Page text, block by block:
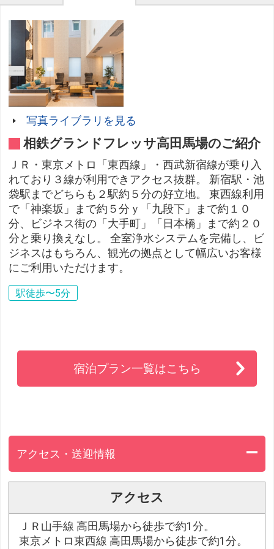
写真ライブラリを見る
相鉄グランドフレッサ高田馬場のご紹介
ＪＲ・東京メトロ「東西線」・西武新宿線が乗り入
れており３線が利用できアクセス抜群。 新宿駅・池
袋駅までどちらも２駅約５分の好立地。 東西線利用
で「神楽坂」まで約５分ｙ「九段下」まで約１０
分、ビジネス街の「大手町」「日本橋」まで約２０
分と乗り換えなし。 全室浄水システムを完備し、ビ
ジネスはもちろん、観光の拠点として幅広いお客様
にご利用いただけます。
駅徒歩〜5分
宿泊プラン一覧はこちら
アクセス・送迎情報
アクセス
ＪＲ山手線 高田馬場から徒歩で約1分。
東京メトロ東西線 高田馬場から徒歩で約1分。